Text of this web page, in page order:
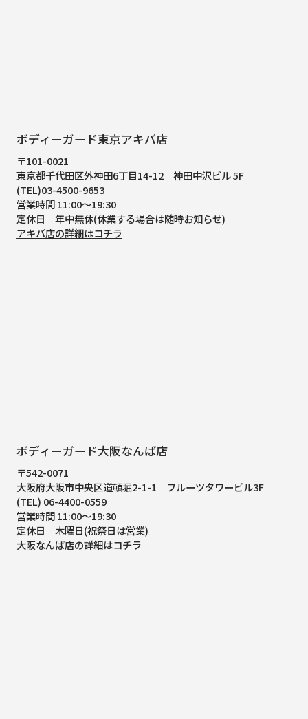
ボディーガード東京アキバ店
〒101-0021
東京都千代田区外神田6丁目14-12 神田中沢ビル 5F
(TEL)03-4500-9653
営業時間 11:00～19:30
定休日 年中無休(休業する場合は随時お知らせ)
アキバ店の詳細はコチラ
ボディーガード大阪なんば店
〒542-0071
大阪府大阪市中央区道頓堀2-1-1
フルーツタワービル3F
(TEL) 06-4400-0559
営業時間 11:00～19:30
定休日 木曜日(祝祭日は営業)
大阪なんば店の詳細はコチラ